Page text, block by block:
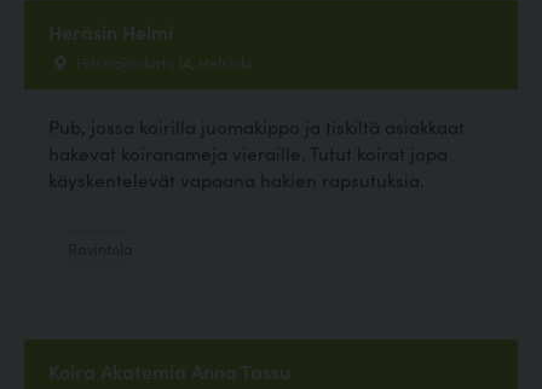
Heräsin Helmi
Hitsaajankatu 14, Helsinki
Pub, jossa koirilla juomakippo ja tiskiltä asiakkaat
hakevat koiranameja vieraille. Tutut koirat jopa
käyskentelevät vapaana hakien rapsutuksia.
Koira Akatemia Anna Tassu